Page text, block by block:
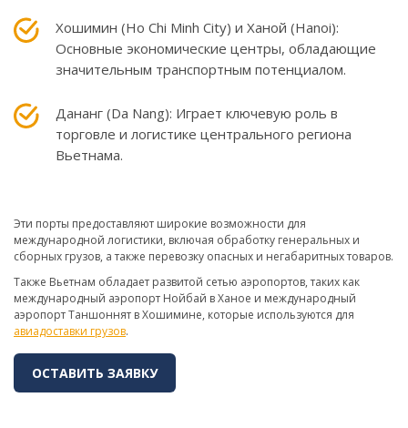
Хошимин (Ho Chi Minh City) и Ханой (Hanoi):
Основные экономические центры, обладающие
значительным транспортным потенциалом.
Дананг (Da Nang): Играет ключевую роль в
торговле и логистике центрального региона
Вьетнама.
Эти порты предоставляют широкие возможности для
международной логистики, включая обработку генеральных и
сборных грузов, а также перевозку опасных и негабаритных товаров.
Также Вьетнам обладает развитой сетью аэропортов, таких как
международный аэропорт Нойбай в Ханое и международный
аэропорт Таншоннят в Хошимине, которые используются для
авиадоставки грузов.
ОСТАВИТЬ ЗАЯВКУ